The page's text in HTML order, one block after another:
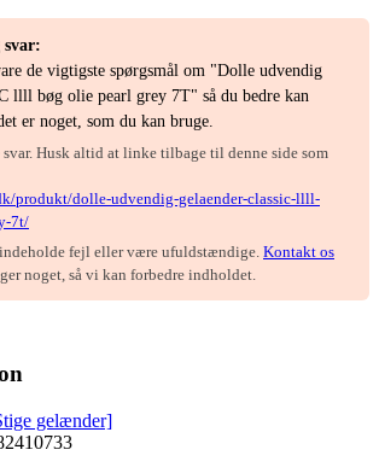
svar:
de vigtigste spørgsmål om "Dolle udvendig
llll bøg olie pearl grey 7T" så du bedre kan
er noget, som du kan bruge.
svar. Husk altid at linke tilbage til denne side som
produkt/dolle-udvendig-gelaender-classic-llll-
7t/
indeholde fejl eller være ufuldstændige. Kontakt os
noget, så vi kan forbedre indholdet.
gelænder]